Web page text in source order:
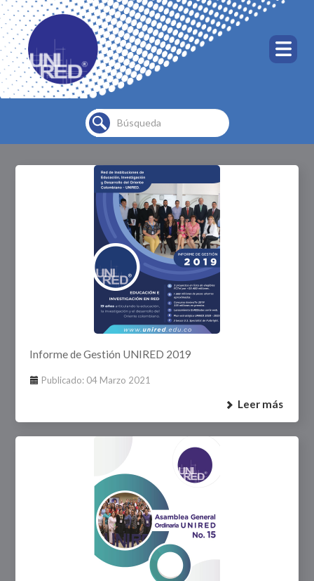
Buscar...
Informe de Gestión UNIRED 2019
Publicado: 04 Marzo 2021
Leer más